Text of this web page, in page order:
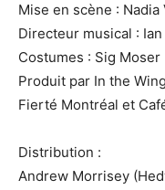
Mise en scène : Nadia
Directeur musical : Ian
Costumes : Sig Moser
Produit par In the
Fierté Montréal et
Distribution :
Andrew Morrisey